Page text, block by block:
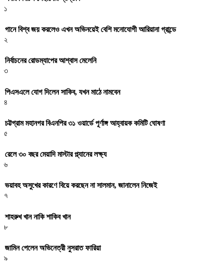
১
গানে বিশ্ব জয় করলেও এখন অভিনয়েই বেশি মনোযোগী আরিয়ানা গ্রান্ডে
২
নির্বাচনের রোডম্যাপের আশ্বাস মেলেনি
৩
পিএসএলে যোগ দিলেন সাকিব, যখন মাঠে নামবেন
৪
চট্টগ্রাম মহানগর বিএনপির ৩১ ওয়ার্ডে পূর্ণাঙ্গ আহ্বায়ক কমিটি ঘোষণা
৫
রেলে ৩০ বছর মেয়াদি মাস্টার প্ল্যানের লক্ষ্য
৬
ভয়াবহ অসুখের কারণে বিয়ে করছেন না সালমান, জানালেন নিজেই
৭
শাহরুখ খান নাকি শাকিব খান
৮
জামিন পেলেন অভিনেত্রী নুসরাত ফারিয়া
৯